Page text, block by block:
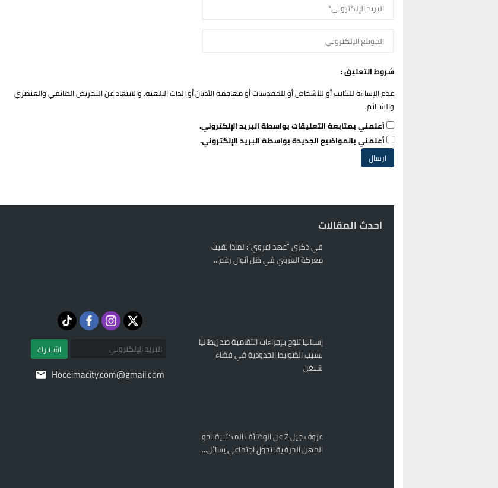
شروط التعليق :
عدم الإساءة للكاتب أو للأشخاص أو للمقدسات أو مهاجمة الأديان أو الذات الالهية. والابتعاد عن التحريض الطائفي والعنصري
والشتائم.
أعلمني بمتابعة التعليقات بواسطة البريد الإلكتروني.
أعلمني بالمواضيع الجديدة بواسطة البريد الإلكتروني.
احدث المقالات
في ذكرى “عهد اعروي”: لماذا بقيت
معركة العروي في ظل أنوال رغم...
إسبانيا تلوّح بـإجراءات انتقامية ضد إيطاليا
بسبب الضوابط الحدودية في فضاء
شنغن
عزوف جيل Z عن الوظائف المكتبية نحو
المهن الحرفية: تحول اجتماعي يسائل...
اشـتـرك
Hoceimacity.com@gmail.com